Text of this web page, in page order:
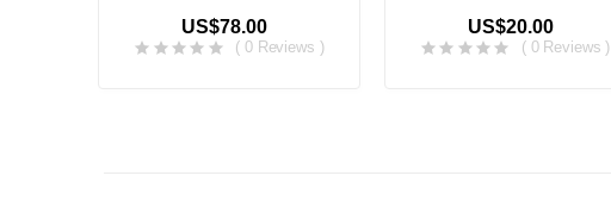
US$78.00
( 0 Reviews )
US$20.00
( 0 Reviews )